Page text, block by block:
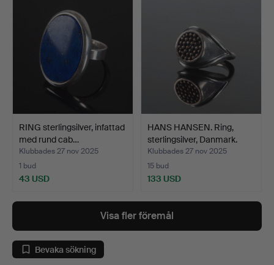
RING sterlingsilver, infattad
med rund cab…
Klubbades 27 nov 2025
1 bud
43 USD
HANS HANSEN. Ring,
sterlingsilver, Danmark.
Klubbades 27 nov 2025
15 bud
133 USD
Visa fler föremål
Bevaka sökning